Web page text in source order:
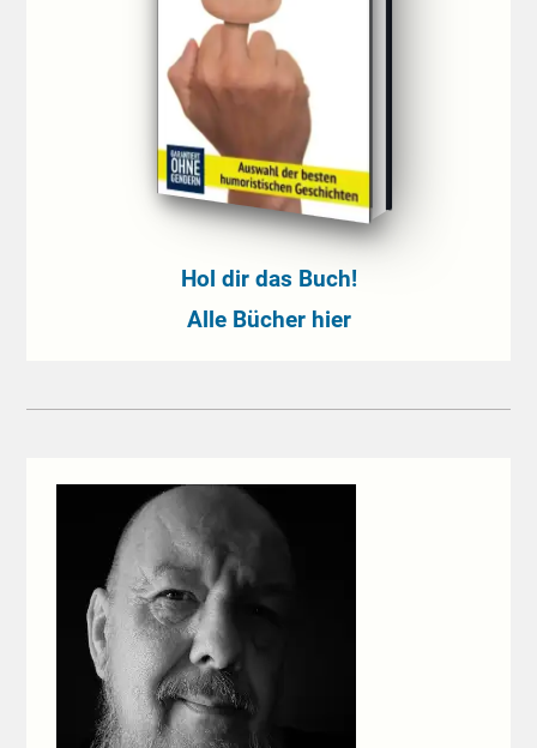
Hol dir das Buch!
Alle Bücher hier